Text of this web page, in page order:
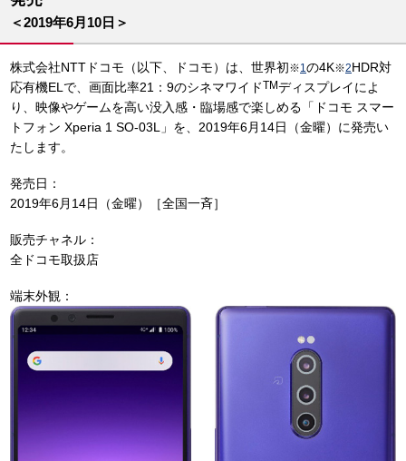
＜2019年6月10日＞
株式会社NTTドコモ（以下、ドコモ）は、世界初※1の4K※2HDR対
応有機ELで、画面比率21：9のシネマワイドTMディスプレイによ
り、映像やゲームを高い没入感・臨場感で楽しめる「ドコモ スマー
トフォン Xperia 1 SO-03L」を、2019年6月14日（金曜）に発売い
たします。
発売日：
2019年6月14日（金曜）［全国一斉］
販売チャネル：
全ドコモ取扱店
端末外観：